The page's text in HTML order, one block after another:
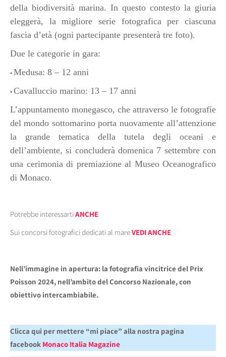
della biodiversità marina. In questo contesto la giuria
eleggerà, la migliore serie fotografica per ciascuna
fascia d’età (ogni partecipante presenterà tre foto).
Due le categorie in gara:
•Medusa: 8 – 12 anni
•Cavalluccio marino: 13 – 17 anni
L’appuntamento monegasco, che attraverso le fotografie
del mondo sottomarino porta nuovamente all’attenzione
la grande tematica della tutela degli oceani e
dell’ambiente, si concluderà domenica 7 settembre con
una cerimonia di premiazione al Museo Oceanografico
di Monaco.
Potrebbe interessartiANCHE
Sui concorsi fotografici dedicati al mareVEDI ANCHE
Nell’immagine in apertura: la fotografia vincitrice del Prix
Poisson 2024, nell’ambito del Concorso Nazionale, con
obiettivo intercambiabile.
Clicca qui per mettere “mi piace” alla nostra pagina
facebook Monaco Italia Magazine